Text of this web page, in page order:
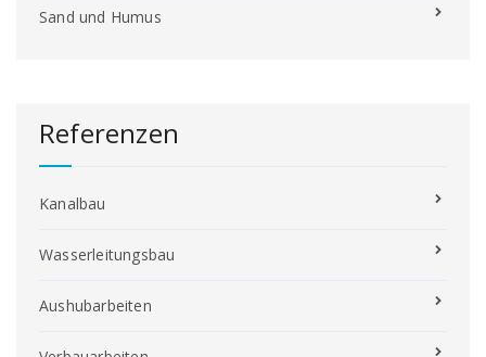
Sand und Humus
Referenzen
Kanalbau
Wasserleitungsbau
Aushubarbeiten